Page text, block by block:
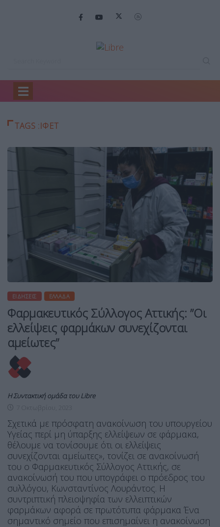
Home
TAGS :ΙΦΕΤ
ΕΙΔΉΣΕΙΣ ΕΛΛΆΔΑ
Φαρμακευτικός Σύλλογος Αττικής: ”Οι
ελλείψεις φαρμάκων συνεχίζονται
αμείωτες”
Η Συντακτική ομάδα του Libre
7 Οκτωβρίου, 2023
Σχετικά με πρόσφατη ανακοίνωση του υπουργείου
Υγείας περί μη ύπαρξης ελλείψεων σε φάρμακα,
θέλουμε να τονίσουμε ότι οι ελλείψεις
συνεχίζονται αμείωτες», τονίζει σε ανακοίνωσή
του ο Φαρμακευτικός Σύλλογος Αττικής, σε
ανακοίνωσή του που υπογράφει ο πρόεδρος του
συλλόγου, Κωνσταντίνος Λουράντος. Η
συντριπτική πλειοψηφία των ελλειπτικών
φαρμάκων αφορά σε πρωτότυπα φάρμακα Ένα
σημαντικό σημείο που επισημαίνει η ανακοίνωση